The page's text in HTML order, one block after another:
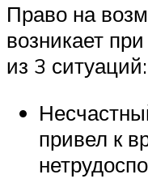
Право на
возникает
из 3 ситуаций:
привел к